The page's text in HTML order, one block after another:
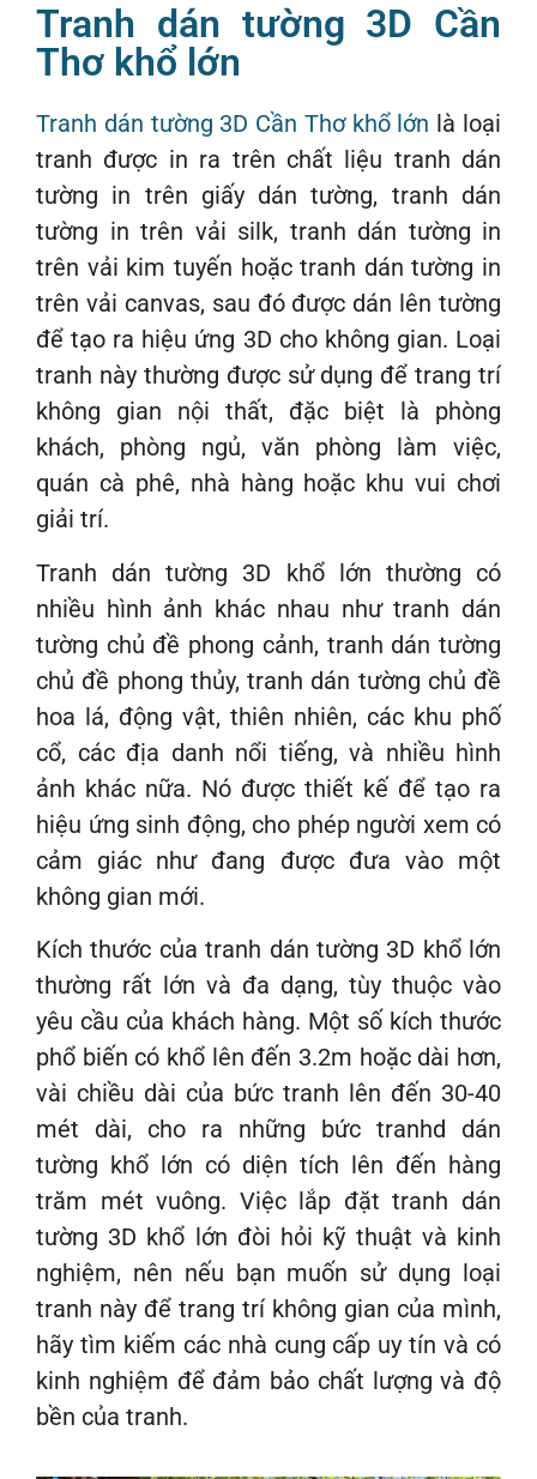
Tranh dán tường 3D Cần
Thơ khổ lớn
Tranh dán tường 3D Cần Thơ khổ lớn là loại
tranh được in ra trên chất liệu tranh dán
tường in trên giấy dán tường, tranh dán
tường in trên vải silk, tranh dán tường in
trên vải kim tuyến hoặc tranh dán tường in
trên vải canvas, sau đó được dán lên tường
để tạo ra hiệu ứng 3D cho không gian. Loại
tranh này thường được sử dụng để trang trí
không gian nội thất, đặc biệt là phòng
khách, phòng ngủ, văn phòng làm việc,
quán cà phê, nhà hàng hoặc khu vui chơi
giải trí.
Tranh dán tường 3D khổ lớn thường có
nhiều hình ảnh khác nhau như tranh dán
tường chủ đề phong cảnh, tranh dán tường
chủ đề phong thủy, tranh dán tường chủ đề
hoa lá, động vật, thiên nhiên, các khu phố
cổ, các địa danh nổi tiếng, và nhiều hình
ảnh khác nữa. Nó được thiết kế để tạo ra
hiệu ứng sinh động, cho phép người xem có
cảm giác như đang được đưa vào một
không gian mới.
Kích thước của tranh dán tường 3D khổ lớn
thường rất lớn và đa dạng, tùy thuộc vào
yêu cầu của khách hàng. Một số kích thước
phổ biến có khổ lên đến 3.2m hoặc dài hơn,
vài chiều dài của bức tranh lên đến 30-40
mét dài, cho ra những bức tranhd dán
tường khổ lớn có diện tích lên đến hàng
trăm mét vuông. Việc lắp đặt tranh dán
tường 3D khổ lớn đòi hỏi kỹ thuật và kinh
nghiệm, nên nếu bạn muốn sử dụng loại
tranh này để trang trí không gian của mình,
hãy tìm kiếm các nhà cung cấp uy tín và có
kinh nghiệm để đảm bảo chất lượng và độ
bền của tranh.